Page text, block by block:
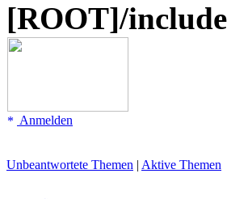
[ROOT]/
Anmelden
Unbeantwortete Themen | Aktive Themen